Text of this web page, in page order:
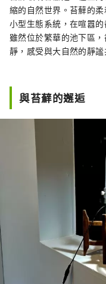
縮的自然世界。苔蘚的
小型生態系統，在喧囂
雖然位於繁華的池下區
靜，感受與大自然的靜謐
與苔蘚的邂逅